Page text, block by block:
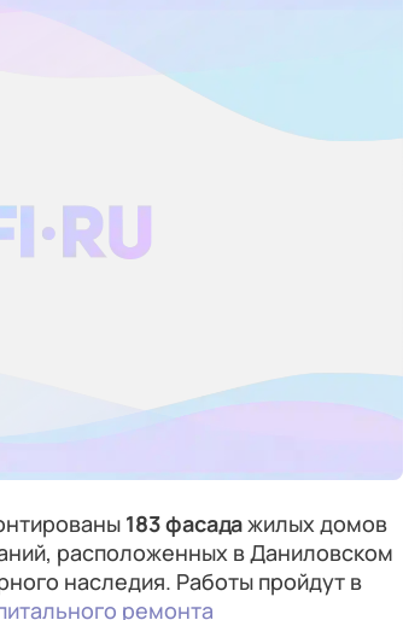
183 фасадажилых домов
расположенных в Даниловском
наследия. Работы пройдут в
ремонта